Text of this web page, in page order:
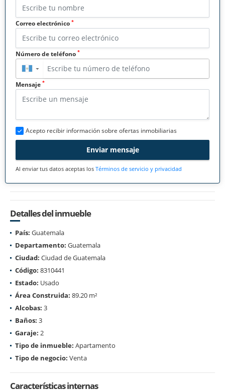
Correo electrónico *
Número de teléfono *
▼
Mensaje *
Acepto recibir información sobre ofertas inmobiliarias
Enviar mensaje
Al enviar tus datos aceptas los Términos de servicio y privacidad
Detalles del inmueble
País: Guatemala
Departamento: Guatemala
Ciudad: Ciudad de Guatemala
Código: 8310441
Estado: Usado
Área Construida: 89.20 m²
Alcobas: 3
Baños: 3
Garaje: 2
Tipo de inmueble: Apartamento
Tipo de negocio: Venta
Características internas